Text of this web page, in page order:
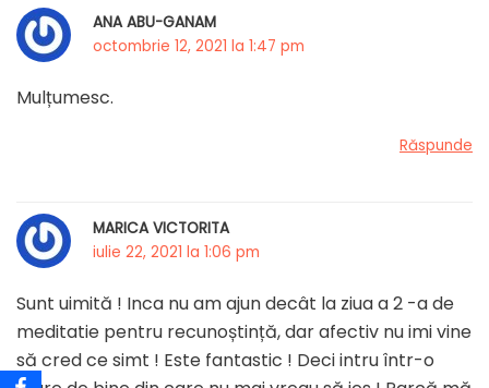
ANA ABU-GANAM
octombrie 12, 2021 la 1:47 pm
Mulțumesc.
Răspunde
MARICA VICTORITA
iulie 22, 2021 la 1:06 pm
Sunt uimită ! Inca nu am ajun decât la ziua a 2 -a de
meditatie pentru recunoștință, dar afectiv nu imi vine
să cred ce simt ! Este fantastic ! Deci intru într-o